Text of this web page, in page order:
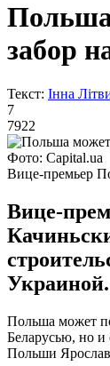
Польша
забор
Текст: Інна
7
7922
Фото: Capital.ua
Вице-премьер
Вице-
Украиной.
Польша может
Беларусью, но и
Польши